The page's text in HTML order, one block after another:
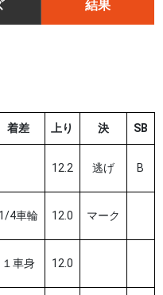
結果
着差 上り 決 SB
12.2 逃げ B
1/4車輪 12.0 マーク
１車身 12.0